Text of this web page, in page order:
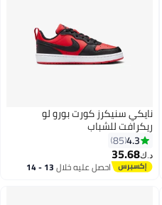
9
نايكي سنيكرز كورت بورو لو
ريكرافت للشباب
4.3
85
د.ك‏35.68
احصل عليه خلال 13 - 14